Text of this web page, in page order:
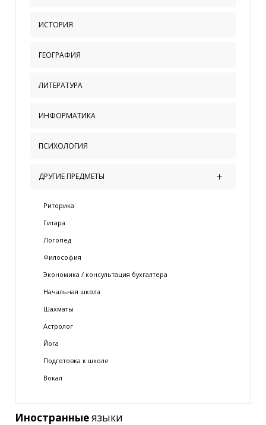
ИСТОРИЯ
ГЕОГРАФИЯ
ЛИТЕРАТУРА
ИНФОРМАТИКА
ПСИХОЛОГИЯ
ДРУГИЕ ПРЕДМЕТЫ
Риторика
Гитара
Логопед
Философия
Экономика / консультация бухгалтера
Начальная школа
Шахматы
Астролог
Йога
Подготовка к школе
Вокал
Иностранныеязыки